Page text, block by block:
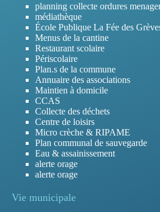
planning collecte ordures
médiathèque
École Publique La Fée des
Menus de la cantine
Restaurant scolaire
Périscolaire
Plan.s de la commune
Annuaire des associations
Maintien à domicile
CCAS
Collecte des déchets
Centre de loisirs
Micro crèche & RIPAME
Plan communal de sauvegarde
Eau & assainissement
alerte orage
alerte orage
Vie municipale